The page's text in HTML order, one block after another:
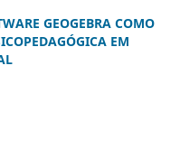
GEOGEBRA COMO
EM